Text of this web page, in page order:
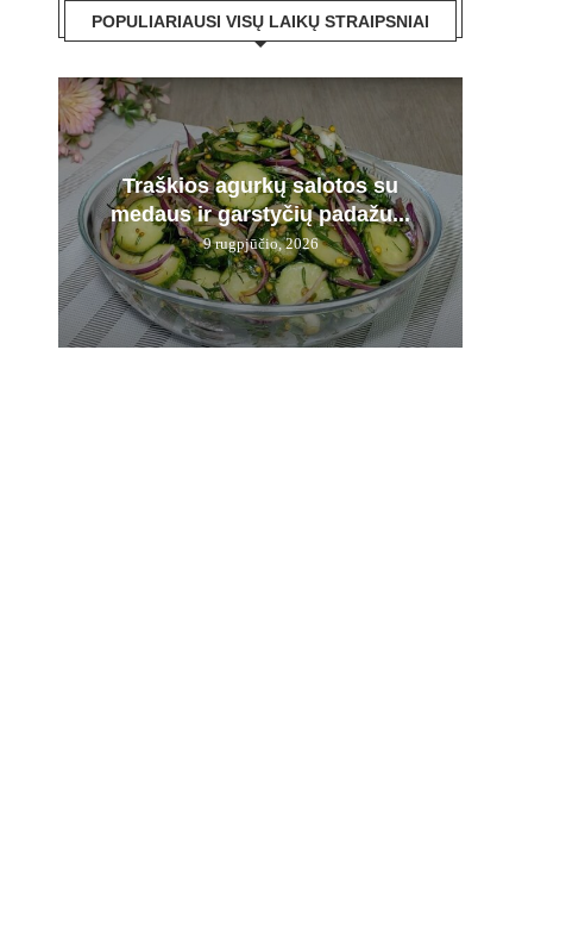
POPULIARIAUSI VISŲ LAIKŲ STRAIPSNIAI
Traškios agurkų salotos su
medaus ir garstyčių padažu...
9 rugpjūčio, 2026